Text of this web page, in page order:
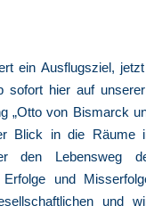
ein Ausflugsziel,
sofort hier auf
„Otto von Bismarck
Blick in die Räume
den Lebensweg
und
und